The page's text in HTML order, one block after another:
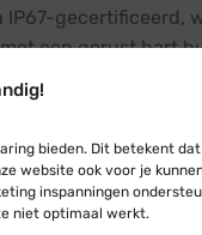
bieden. Dit betekent dat
website ook voor je
inspanningen
niet optimaal werkt.
gecertificeerd,
een gerust hart
met elkaar
zijn
indrukwekkend